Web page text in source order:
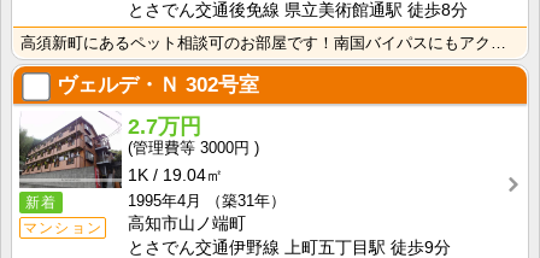
とさでん交通後免線 県立美術館通駅 徒歩8分
ヴェルデ・Ｎ 302号室
新着
マンション
2.7万円
3000円
1K
19.04㎡
1995年4月
（築31年）
高知市山ノ端町
とさでん交通伊野線 上町五丁目駅 徒歩9分